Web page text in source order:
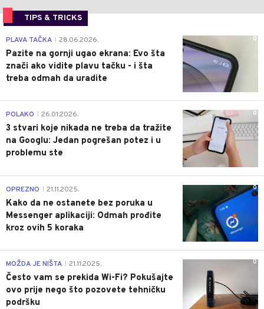
TIPS & TRICKS
0
PLAVA TAČKA 28.06.2026.
Pazite na gornji ugao ekrana: Evo šta
znači ako vidite plavu tačku - i šta
treba odmah da uradite
0
POLAKO 26.01.2026.
3 stvari koje nikada ne treba da tražite
na Googlu: Jedan pogrešan potez i u
problemu ste
0
OPREZNO 21.11.2025.
Kako da ne ostanete bez poruka u
Messenger aplikaciji: Odmah prođite
kroz ovih 5 koraka
0
MOŽDA JE NIŠTA 21.11.2025.
Često vam se prekida Wi-Fi? Pokušajte
ovo prije nego što pozovete tehničku
podršku